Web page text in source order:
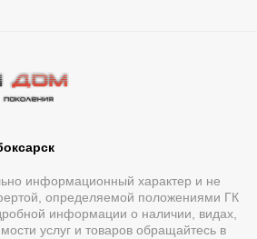
информационный характер и не
определяемой положениями ГК
информации о наличии, видах,
услуг и товаров обращайтесь в